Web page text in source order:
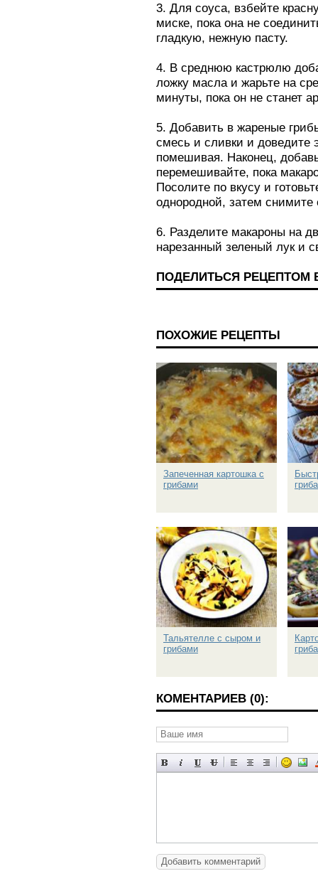
3. Для соуса, взбейте
миске, пока она не
гладкую, нежную пасту.
4. В среднюю кастрюлю
ложку масла и жарьте на
минуты, пока он не станет
5. Добавить в жареные
смесь и сливки и доведите
помешивая. Наконец,
перемешивайте, пока
Посолите по вкусу и
однородной, затем снимите
6. Разделите макароны на
нарезанный зеленый лук и
ПОДЕЛИТЬСЯ
ПОХОЖИЕ РЕЦЕПТЫ
Запеченная картошка с
грибами
Тальятелле с сыром и
грибами
КОМЕНТАРИЕВ (0):
Добавить комментарий